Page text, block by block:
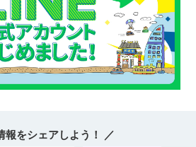
報をシェアしよう！ ／